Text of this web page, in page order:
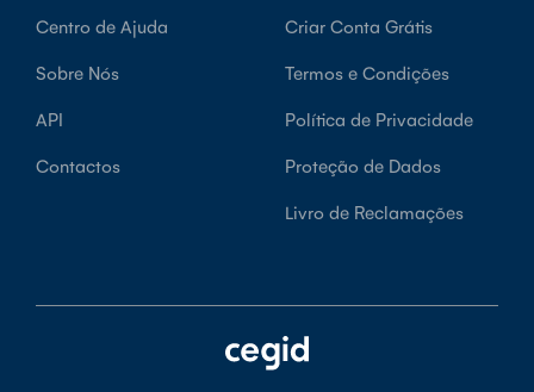
Centro de Ajuda
Sobre Nós
API
Contactos
Criar Conta Grátis
Termos e Condições
Política de Privacidade
Proteção de Dados
Livro de Reclamações